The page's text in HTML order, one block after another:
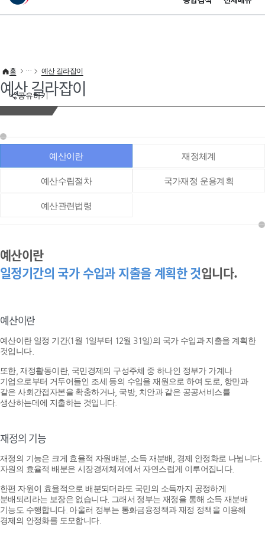
이 누리집은 대한민국 공식 전자정부 누리집입니다.
공유하기
홈 예산 길라잡이
예산 길라잡이
예산이란 재정체계
예산수립절차 국가재정 운용계획
예산관련법령
예산이란
일정기간의 국가 수입과 지출을 계획한 것입니다.
예산이란
예산이란 일정 기간(1월 1일부터 12월 31일)의 국가 수입과 지출을 계획한
것입니다.
또한, 재정활동이란, 국민경제의 구성주체 중 하나인 정부가 가계나
기업으로부터 거두어들인 조세 등의 수입을 재원으로 하여 도로, 항만과
같은 사회간접자본을 확충하거나, 국방, 치안과 같은 공공서비스를
생산하는데에 지출하는 것입니다.
재정의 기능
재정의 기능은 크게 효율적 자원배분, 소득 재분배, 경제 안정화로 나뉩니다.
자원의 효율적 배분은 시장경제체제에서 자연스럽게 이루어집니다.
한편 자원이 효율적으로 배분되더라도 국민의 소득까지 공정하게
분배되리라는 보장은 없습니다. 그래서 정부는 재정을 통해 소득 재분배
기능도 수행합니다. 아울러 정부는 통화금융정책과 재정 정책을 이용해
경제의 안정화를 도모합니다.